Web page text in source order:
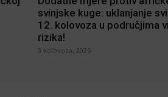
svinjske kuge: uklanjanje
12. kolovoza u područjima
rizika!
3 kolovoza, 2026